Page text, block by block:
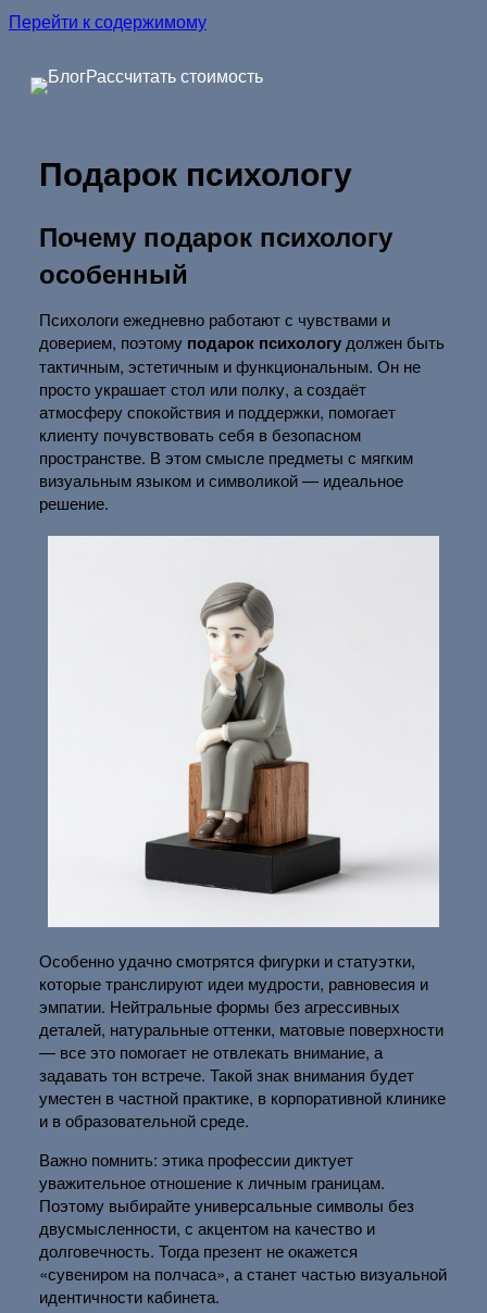
Перейти к содержимому
БлогРассчитать стоимость
Подарок психологу
Почему подарок психологу
особенный
Психологи ежедневно работают с чувствами и
доверием, поэтому подарок психологу должен быть
тактичным, эстетичным и функциональным. Он не
просто украшает стол или полку, а создаёт
атмосферу спокойствия и поддержки, помогает
клиенту почувствовать себя в безопасном
пространстве. В этом смысле предметы с мягким
визуальным языком и символикой — идеальное
решение.
Особенно удачно смотрятся фигурки и статуэтки,
которые транслируют идеи мудрости, равновесия и
эмпатии. Нейтральные формы без агрессивных
деталей, натуральные оттенки, матовые поверхности
— все это помогает не отвлекать внимание, а
задавать тон встрече. Такой знак внимания будет
уместен в частной практике, в корпоративной клинике
и в образовательной среде.
Важно помнить: этика профессии диктует
уважительное отношение к личным границам.
Поэтому выбирайте универсальные символы без
двусмысленности, с акцентом на качество и
долговечность. Тогда презент не окажется
«сувениром на полчаса», а станет частью визуальной
идентичности кабинета.